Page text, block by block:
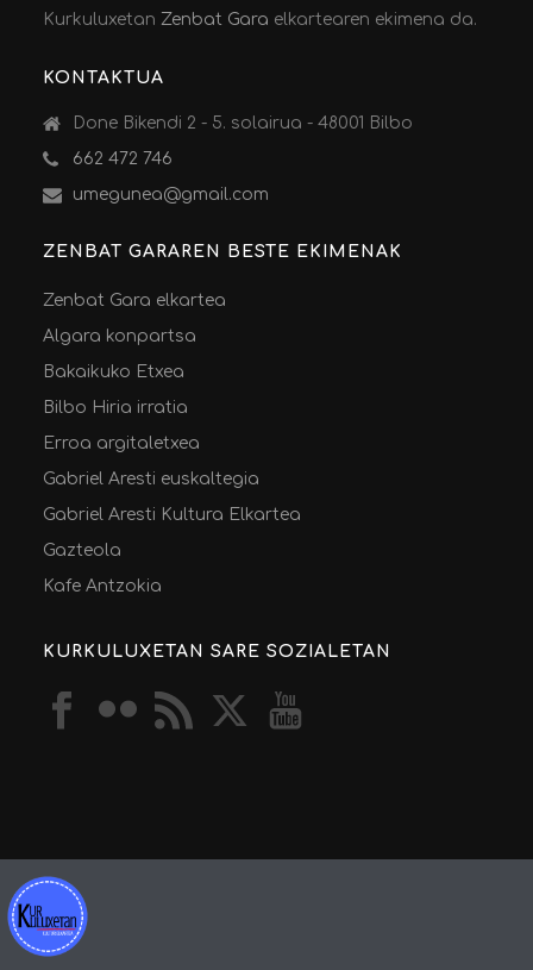
KurkuluxetanZenbat Gara elkartearen ekimena da.
KONTAKTUA
Done Bikendi 2 - 5. solairua - 48001 Bilbo
662 472 746
umegunea@gmail.com
ZENBAT GARAREN BESTE EKIMENAK
Zenbat Gara elkartea
Algara konpartsa
Bakaikuko Etxea
Bilbo Hiria irratia
Erroa argitaletxea
Gabriel Aresti euskaltegia
Gabriel Aresti Kultura Elkartea
Gazteola
Kafe Antzokia
KURKULUXETAN SARE SOZIALETAN